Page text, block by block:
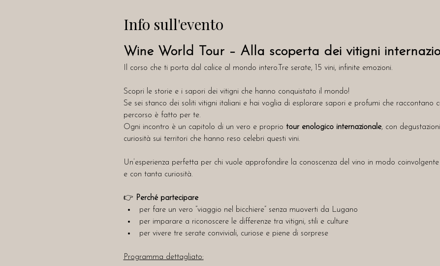
Info sull'evento
Wine World Tour – Alla scoperta dei vitigni
Il corso che ti porta dal calice al mondo intero.Tre serate, 15 vini, infinite emozioni.
Scopri le storie e i sapori dei vitigni che hanno conquistato il mondo!
Se sei stanco dei soliti vitigni italiani e hai voglia di esplorare sapori e profumi che raccontano
percorso è fatto per te.
Ogni incontro è un capitolo di un vero e proprio tour enologico internazionale, con
curiosità sui territori che hanno reso celebri questi vini.
Un’esperienza perfetta per chi vuole approfondire la conoscenza del vino in modo
e con tanta curiosità.
👉 Perché partecipare
per fare un vero “viaggio nel bicchiere” senza muoverti da Lugano
per imparare a riconoscere le differenze tra vitigni, stili e culture
per vivere tre serate conviviali, curiose e piene di sorprese
Programma dettagliato: